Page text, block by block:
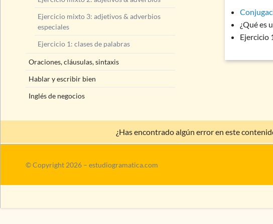
¿Qué es
Ejercicio
Ejercicio mixto 3: adjetivos & adverbios
especiales
Ejercicio 1: clases de palabras
Oraciones, cláusulas, sintaxis
Hablar y escribir bien
Inglés de negocios
¿Has encontrado algún error en este
© Copyright 2026 – estudiogramatica.com